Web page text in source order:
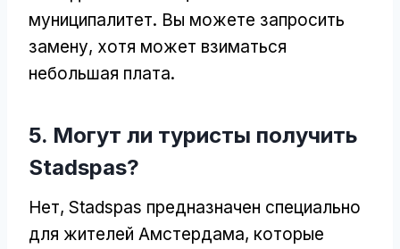
муниципалитет. Вы можете запросить
замену, хотя может взиматься
небольшая плата.
5. Могут ли туристы получить
Stadspas?
Нет, Stadspas предназначен специально
для жителей Амстердама, которые